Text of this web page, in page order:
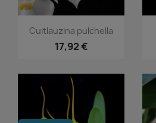
Vorschau
Cuitlauzina pulchella
17,92 €